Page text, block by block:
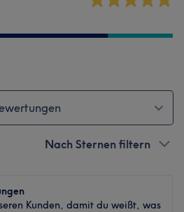
Nach Sternen filtern
Kunden, damit du weißt, was